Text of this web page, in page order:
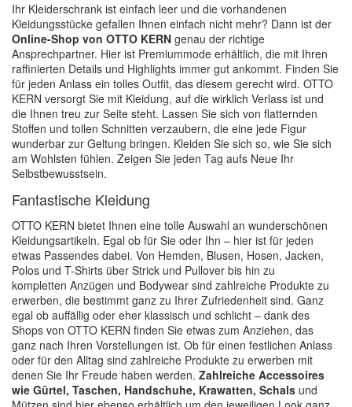
Ihr Kleiderschrank ist einfach leer und die vorhandenen
Kleidungsstücke gefallen Ihnen einfach nicht mehr? Dann ist der
Online-Shop von OTTO KERN genau der richtige
Ansprechpartner. Hier ist Premiummode erhältlich, die mit Ihren
raffinierten Details und Highlights immer gut ankommt. Finden Sie
für jeden Anlass ein tolles Outfit, das diesem gerecht wird. OTTO
KERN versorgt Sie mit Kleidung, auf die wirklich Verlass ist und
die Ihnen treu zur Seite steht. Lassen Sie sich von flatternden
Stoffen und tollen Schnitten verzaubern, die eine jede Figur
wunderbar zur Geltung bringen. Kleiden Sie sich so, wie Sie sich
am Wohlsten fühlen. Zeigen Sie jeden Tag aufs Neue Ihr
Selbstbewusstsein.
Fantastische Kleidung
OTTO KERN bietet Ihnen eine tolle Auswahl an wunderschönen
Kleidungsartikeln. Egal ob für Sie oder Ihn – hier ist für jeden
etwas Passendes dabei. Von Hemden, Blusen, Hosen, Jacken,
Polos und T-Shirts über Strick und Pullover bis hin zu
kompletten Anzügen und Bodywear sind zahlreiche Produkte zu
erwerben, die bestimmt ganz zu Ihrer Zufriedenheit sind. Ganz
egal ob auffällig oder eher klassisch und schlicht – dank des
Shops von OTTO KERN finden Sie etwas zum Anziehen, das
ganz nach Ihren Vorstellungen ist. Ob für einen festlichen Anlass
oder für den Alltag sind zahlreiche Produkte zu erwerben mit
denen Sie Ihr Freude haben werden. Zahlreiche Accessoires
wie Gürtel, Taschen, Handschuhe, Krawatten, Schals und